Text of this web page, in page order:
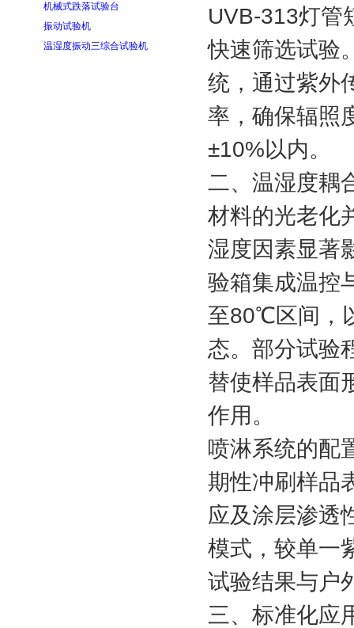
机械式跌落试验台
振动试验机
温湿度振动三综合试验机
UVB-313灯管
快速筛选试验
统，通过紫外
率，确保辐照
±10%以内。
二、温湿度耦
材料的光老化
湿度因素显著
验箱集成温控
至80℃区间，
态。部分试验
替使样品表面
作用。
喷淋系统的配
期性冲刷样品
应及涂层渗透
模式，较单一
试验结果与户
三、标准化应